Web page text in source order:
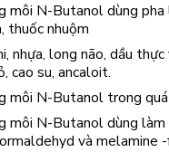
môi N-Butanol dùng
thuốc nhuộm
nhựa, long não, dầu
cao su, ancaloit.
môi N-Butanol trong
môi N-Butanol dùng
và melamine